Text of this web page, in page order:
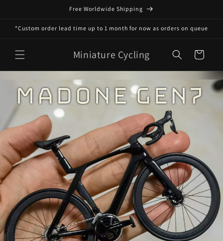
Free Worldwide Shipping
*Custom order lead time up to 1 month for now as orders on queue
Miniature Cycling Winkelwagen